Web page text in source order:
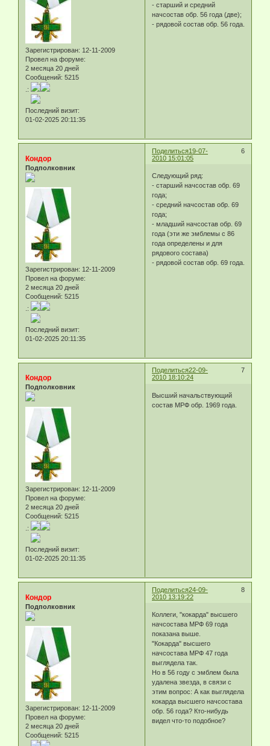
Зарегистрирован: 12-11-2009
Провел на форуме:
2 месяца 20 дней
Сообщений: 5215
.:
Последний визит:
01-02-2025 20:11:35
- старший и средний
начсостав обр. 56 года (две);
- рядовой состав обр. 56 года.
Поделиться 6
19-07-
2010 15:01:05
Кондор
Подполковник
Зарегистрирован: 12-11-2009
Провел на форуме:
2 месяца 20 дней
Сообщений: 5215
.:
Последний визит:
01-02-2025 20:11:35
Следующий ряд:
- старший начсостав обр. 69
года;
- средний начсостав обр. 69
года;
- младший начсостав обр. 69
года (эти же эмблемы с 86
года определены и для
рядового состава)
- рядовой состав обр. 69 года.
Поделиться 7
22-09-
2010 18:10:24
Кондор
Подполковник
Зарегистрирован: 12-11-2009
Провел на форуме:
2 месяца 20 дней
Сообщений: 5215
.:
Последний визит:
01-02-2025 20:11:35
Высший начальствующий
состав МРФ обр. 1969 года.
Поделиться 8
24-09-
2010 13:19:22
Кондор
Подполковник
Зарегистрирован: 12-11-2009
Провел на форуме:
2 месяца 20 дней
Сообщений: 5215
Коллеги, "кокарда" высшего
начсостава МРФ 69 года
показана выше.
"Кокарда" высшего
начсостава МРФ 47 года
выглядела так.
Но в 56 году с эмблем была
удалена звезда, в связи с
этим вопрос: А как выглядела
кокарда высшего начсостава
обр. 56 года? Кто-нибудь
видел что-то подобное?